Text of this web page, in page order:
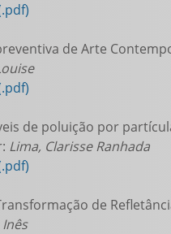
de Arte
de poluição por
Lima, Clarisse Ranhada
de